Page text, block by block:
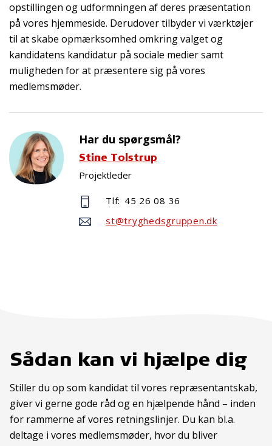
opstillingen og udformningen af deres præsentation
på vores hjemmeside. Derudover tilbyder vi værktøjer
til at skabe opmærksomhed omkring valget og
kandidatens kandidatur på sociale medier samt
muligheden for at præsentere sig på vores
medlemsmøder.
Har du spørgsmål?
Stine Tolstrup
Projektleder
Tlf: 45 26 08 36
st@tryghedsgruppen.dk
Sådan kan vi hjælpe dig
Stiller du op som kandidat til vores repræsentantskab,
giver vi gerne gode råd og en hjælpende hånd – inden
for rammerne af vores retningslinjer. Du kan bl.a.
deltage i vores medlemsmøder, hvor du bliver